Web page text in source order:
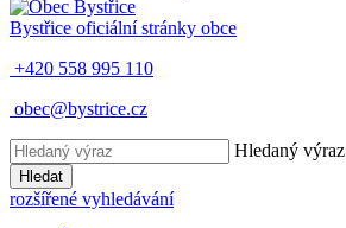
Bystřice oficiální stránky obce
+420 558 995 110
obec@bystrice.cz
Hledaný výraz
Hledat
rozšířené vyhledávání